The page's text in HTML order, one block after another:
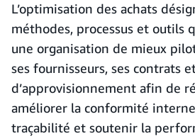
L’optimisation des achats
méthodes, processus et outils
une organisation de mieux
ses fournisseurs, ses contrats
d’approvisionnement afin de
améliorer la conformité
traçabilité et soutenir la